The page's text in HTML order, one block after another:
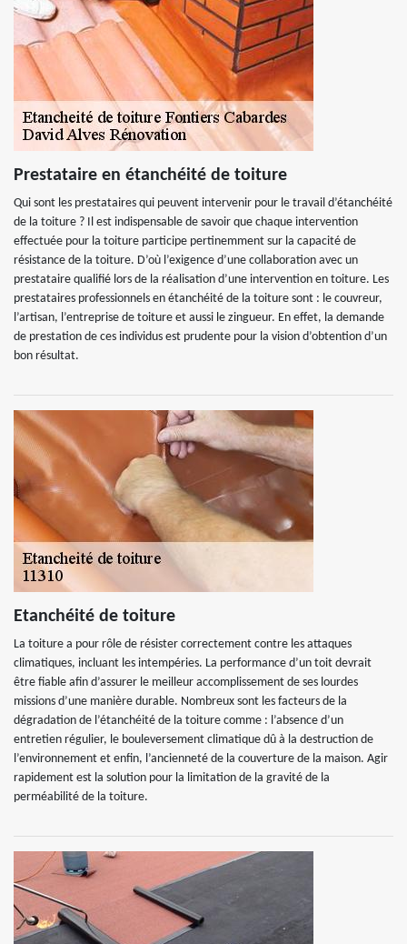
Prestataire en étanchéité de toiture
Qui sont les prestataires qui peuvent intervenir pour le travail d’étanchéité
de la toiture ? Il est indispensable de savoir que chaque intervention
effectuée pour la toiture participe pertinemment sur la capacité de
résistance de la toiture. D’où l’exigence d’une collaboration avec un
prestataire qualifié lors de la réalisation d’une intervention en toiture. Les
prestataires professionnels en étanchéité de la toiture sont : le couvreur,
l’artisan, l’entreprise de toiture et aussi le zingueur. En effet, la demande
de prestation de ces individus est prudente pour la vision d’obtention d’un
bon résultat.
Etanchéité de toiture
La toiture a pour rôle de résister correctement contre les attaques
climatiques, incluant les intempéries. La performance d’un toit devrait
être fiable afin d’assurer le meilleur accomplissement de ses lourdes
missions d’une manière durable. Nombreux sont les facteurs de la
dégradation de l’étanchéité de la toiture comme : l’absence d’un
entretien régulier, le bouleversement climatique dû à la destruction de
l’environnement et enfin, l’ancienneté de la couverture de la maison. Agir
rapidement est la solution pour la limitation de la gravité de la
perméabilité de la toiture.